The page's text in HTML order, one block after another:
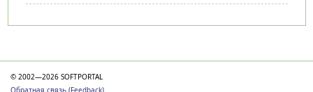
© 2002—2026 SOFTPORTAL
Обратная связь (Feedback)